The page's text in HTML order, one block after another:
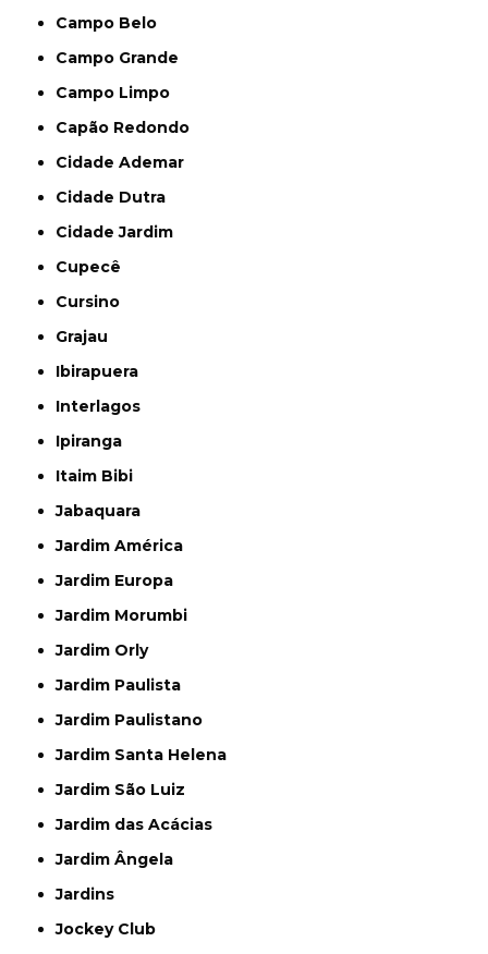
Campo Belo
Campo Grande
Campo Limpo
Capão Redondo
Cidade Ademar
Cidade Dutra
Cidade Jardim
Cupecê
Cursino
Grajau
Ibirapuera
Interlagos
Ipiranga
Itaim Bibi
Jabaquara
Jardim América
Jardim Europa
Jardim Morumbi
Jardim Orly
Jardim Paulista
Jardim Paulistano
Jardim Santa Helena
Jardim São Luiz
Jardim das Acácias
Jardim Ângela
Jardins
Jockey Club